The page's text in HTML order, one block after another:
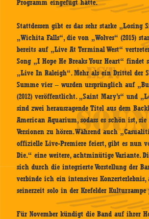
Programm eingefügt hätte.
Stattdessen gibt es das sehr starke „Losing
„Wichita Falls“, die von „Wolves“ (2015)
bereits auf „Live At Terminal West“
Song „I Hope He Breaks Your Heart“ findet
„Live In Raleigh“. Mehr als ein Drittel der
Summe vier – wurden ursprünglich auf
(2012) veröffentlicht. „Saint Mary’s“ und
sind zwei herausragende Titel aus dem
American Aquarium, sodass es schön ist,
Versionen zu hören. Während auch
offizielle Live-Premiere feiert, gibt es nun
Die.“ eine weitere, achtminütige Variante.
sich durch die integrierte Vorstellung der
verbinde ich ein intensives
seinerzeit solo in der Krefelder
Für November kündigt die Band auf ihrer